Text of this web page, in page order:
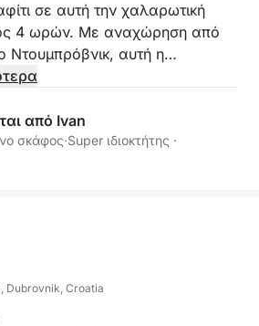
σε αυτή την χαλαρωτική
4 ωρών. Με αναχώρηση από
Ντουμπρόβνικ, αυτή η
σας μεταφέρει στα
νησιά Κολότσεπ,
νησί Κολότσεπ, το
του, τις κρυμμένες σπηλιές
τοπίο. Εδώ μπορείτε να
δροσιστική βουτιά ή απλώς να
από Ivan
σκάφος·Super ιδιοκτήτης ·
Dubrovnik, Croatia